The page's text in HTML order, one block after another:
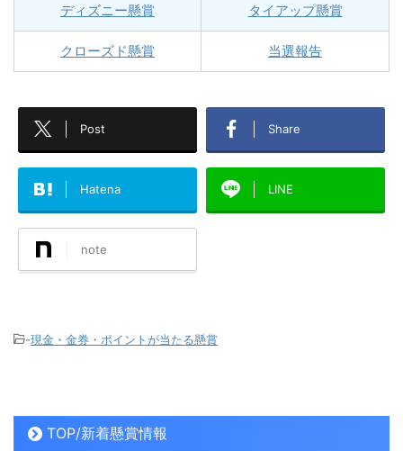
ディズニー懸賞 タイアップ懸賞
クローズド懸賞 当選報告
Post Share
Hatena LINE
note
-現金・金券・ポイントが当たる懸賞
TOP/新着懸賞情報